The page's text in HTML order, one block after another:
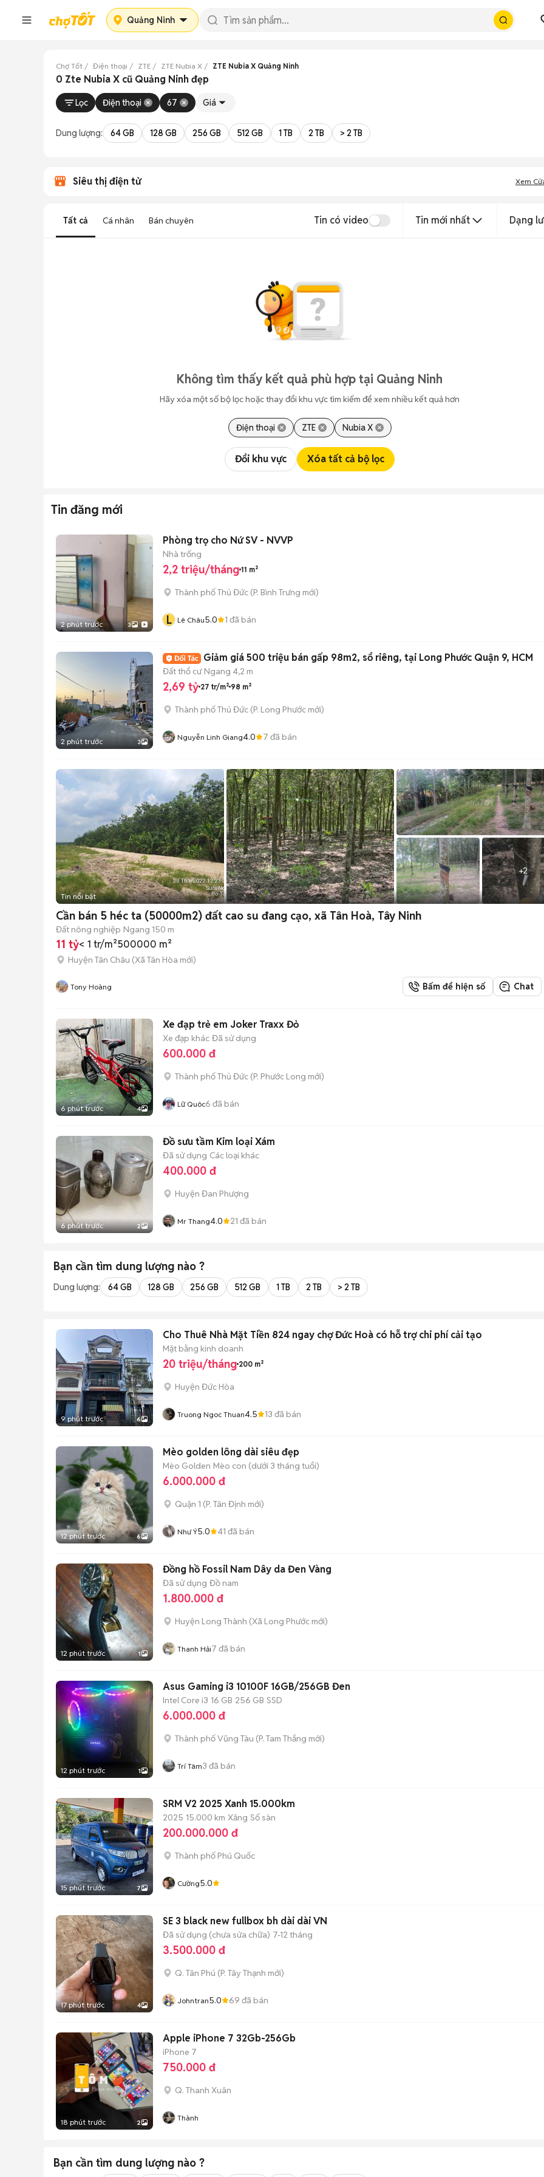
Quảng Ninh
Chợ Tốt Điện thoại ZTE ZTE Nubia X ZTE Nubia X Quảng Ninh
0 Zte Nubia X cũ Quảng Ninh đẹp
Lọc Điện thoại 67 Giá
Dung lượng: 64 GB 128 GB 256 GB 512 GB 1 TB 2 TB > 2 TB
Siêu thị điện tử Xem
Tất cả Cá nhân Bán chuyên Tin có video Tin mới nhất Dạng
Không tìm thấy kết quả phù hợp tại Quảng Ninh
Hãy xóa một số bộ lọc hoặc thay đổi khu vực tìm kiếm để xem nhiều kết quả hơn
Điện thoại ZTE Nubia X
Đổi khu vực Xóa tất cả bộ lọc
Tin đăng mới
2 phút trước 3
Phòng trọ cho Nứ SV - NVVP
Nhà trống
2,2 triệu/tháng 11 m²
Thành phố Thủ Đức (P. Bình Trưng mới)
L Lê Châu5.0 1 đã bán
2 phút trước 3
Giảm giá 500 triệu bán gấp 98m2, sổ riêng, tại Long Phước Quận 9, HCM
Đất thổ cư Ngang 4,2 m
2,69 tỷ 27 tr/m² 98 m²
Thành phố Thủ Đức (P. Long Phước mới)
Nguyễn Linh Giang4.0 7 đã bán
+2
Tin nổi bật
Cần bán 5 héc ta (50000m2) đất cao su đang cạo, xã Tân Hoà, Tây Ninh
Đất nông nghiệp Ngang 150 m
11 tỷ< 1 tr/m²500000 m²
Huyện Tân Châu (Xã Tân Hòa mới)
Tony Hoàng Bấm để hiện số Chat
6 phút trước 4
Xe đạp trẻ em Joker Traxx Đỏ
Xe đạp khác Đã sử dụng
600.000 đ
Thành phố Thủ Đức (P. Phước Long mới)
Lữ Quôc6 đã bán
6 phút trước 2
Đồ sưu tầm Kim loại Xám
Đã sử dụng Các loại khác
400.000 đ
Huyện Đan Phượng
Mr Thang4.0 21 đã bán
Bạn cần tìm dung lượng nào ?
Dung lượng: 64 GB 128 GB 256 GB 512 GB 1 TB 2 TB > 2 TB
9 phút trước 6
Cho Thuê Nhà Mặt Tiền 824 ngay chợ Đức Hoà có hỗ trợ chi phí cải tạo
Mặt bằng kinh doanh
20 triệu/tháng 200 m²
Huyện Đức Hòa
Truong Ngoc Thuan4.5 13 đã bán
12 phút trước 6
Mèo golden lông dài siêu đẹp
Mèo Golden Mèo con (dưới 3 tháng tuổi)
6.000.000 đ
Quận 1 (P. Tân Định mới)
Như Ý5.0 41 đã bán
12 phút trước 1
Đồng hồ Fossil Nam Dây da Đen Vàng
Đã sử dụng Đồ nam
1.800.000 đ
Huyện Long Thành (Xã Long Phước mới)
Thanh Hải7 đã bán
12 phút trước 1
Asus Gaming i3 10100F 16GB/256GB Đen
Intel Core i3 16 GB 256 GB SSD
6.000.000 đ
Thành phố Vũng Tàu (P. Tam Thắng mới)
Trí Tâm3 đã bán
15 phút trước 7
SRM V2 2025 Xanh 15.000km
2025 15.000 km Xăng Số sàn
200.000.000 đ
Thành phố Phú Quốc
Cường5.0
17 phút trước 4
SE 3 black new fullbox bh dài dài VN
Đã sử dụng (chưa sửa chữa) 7-12 tháng
3.500.000 đ
Q. Tân Phú (P. Tây Thạnh mới)
Johntran5.0 69 đã bán
18 phút trước 2
Apple iPhone 7 32Gb-256Gb
iPhone 7
750.000 đ
Q. Thanh Xuân
Thành
Bạn cần tìm dung lượng nào ?